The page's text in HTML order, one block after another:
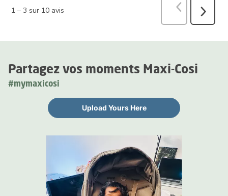
Partagez vos moments Maxi-Cosi
#mymaxicosi
Upload Yours Here
Media Carousel
Carousel with product photos. Use the previous and next
1 – 3 sur 10 avis PrécédentSuivant
avis